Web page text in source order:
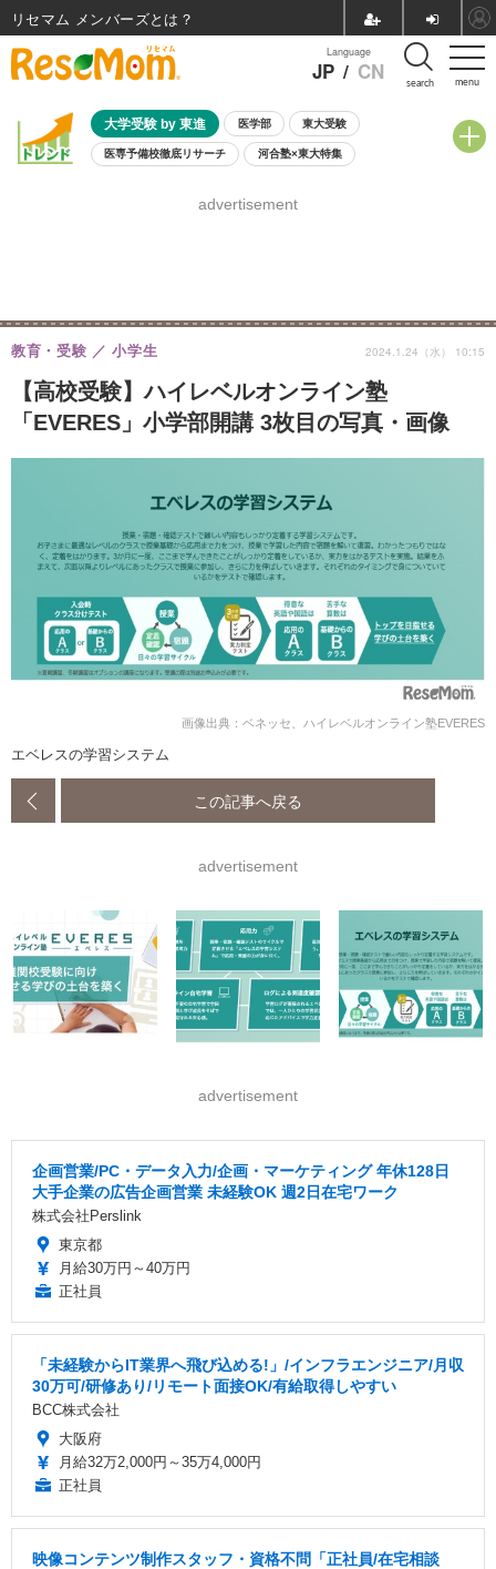
menu
Language
JP / CN search
大学受験 by 東進 医学部 東大受験
医専予備校徹底リサーチ 河合塾×東大特集
8月開催学校説明会・相談会
advertisement
【高校受験】ハイレベルオンライン塾
「EVERES」小学部開講 3枚目の写真・画像
教育・受験 小学生 2024.1.24（水） 10:15
画像出典：ベネッセ、ハイレベルオンライン塾EVERES
エベレスの学習システム
この記事へ戻る
advertisement
advertisement
企画営業/PC・データ入力/企画・マーケティング 年休128日
大手企業の広告企画営業 未経験OK 週2日在宅ワーク
株式会社Perslink
東京都
月給30万円～40万円
正社員
「未経験からIT業界へ飛び込める!」/インフラエンジニア/月収
30万可/研修あり/リモート面接OK/有給取得しやすい
BCC株式会社
大阪府
月給32万2,000円～35万4,000円
正社員
映像コンテンツ制作スタッフ・資格不問「正社員/在宅相談
リセマム メンバーズ